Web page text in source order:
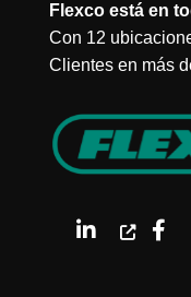
Flexco está en
Con 12
Clientes en más